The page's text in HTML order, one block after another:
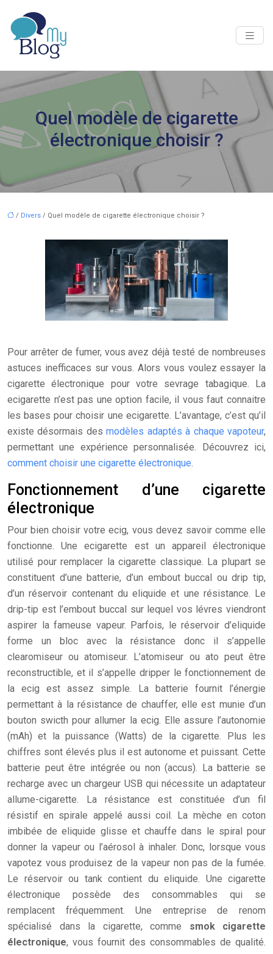
Quel modèle de cigarette
électronique choisir ?
/ Divers / Quel modèle de cigarette électronique choisir ?
Pour arrêter de fumer, vous avez déjà testé de nombreuses
astuces inefficaces sur vous. Alors vous voulez essayer la
cigarette électronique pour votre sevrage tabagique. La
ecigarette n’est pas une option facile, il vous faut connaitre
les bases pour choisir une ecigarette. L’avantage, c’est qu’il
existe désormais desmodèles adaptés à chaque vapoteur,
permettant une expérience personnalisée. Découvrez ici,
comment choisir une cigarette électronique.
Fonctionnement d’une cigarette
électronique
Pour bien choisir votre ecig, vous devez savoir comme elle
fonctionne. Une ecigarette est un appareil électronique
utilisé pour remplacer la cigarette classique. La plupart se
constituent d’une batterie, d’un embout buccal ou drip tip,
d’un réservoir contenant du eliquide et une résistance. Le
drip-tip est l’embout buccal sur lequel vos lévres viendront
aspirer la fameuse vapeur. Parfois, le réservoir d’eliquide
forme un bloc avec la résistance donc il s’appelle
clearomiseur ou atomiseur. L’atomiseur ou ato peut être
reconstructible, et il s’appelle dripper le fonctionnement de
la ecig est assez simple. La batterie fournit l’énergie
permettant à la résistance de chauffer, elle est munie d’un
bouton swicth pour allumer la ecig. Elle assure l’autonomie
(mAh) et la puissance (Watts) de la cigarette. Plus les
chiffres sont élevés plus il est autonome et puissant. Cette
batterie peut être intégrée ou non (accus). La batterie se
recharge avec un chargeur USB qui nécessite un adaptateur
allume-cigarette. La résistance est constituée d’un fil
résistif en spirale appelé aussi coil. La mèche en coton
imbibée de eliquide glisse et chauffe dans le spiral pour
donner la vapeur ou l’aérosol à inhaler. Donc, lorsque vous
vapotez vous produisez de la vapeur non pas de la fumée.
Le réservoir ou tank contient du eliquide. Une cigarette
électronique possède des consommables qui se
remplacent fréquemment. Une entreprise de renom
spécialisé dans la cigarette, comme smok cigarette
électronique, vous fournit des consommables de qualité.